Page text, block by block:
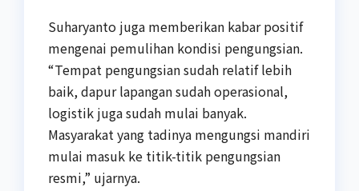
Suharyanto juga memberikan kabar positif
mengenai pemulihan kondisi pengungsian.
“Tempat pengungsian sudah relatif lebih
baik, dapur lapangan sudah operasional,
logistik juga sudah mulai banyak.
Masyarakat yang tadinya mengungsi mandiri
mulai masuk ke titik-titik pengungsian
resmi,” ujarnya.